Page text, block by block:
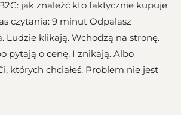
jak znaleźć kto faktycznie kupuje
czytania: 9 minut Odpalasz
Ludzie klikają. Wchodzą na stronę.
pytają o cenę. I znikają. Albo
których chciałeś. Problem nie jest